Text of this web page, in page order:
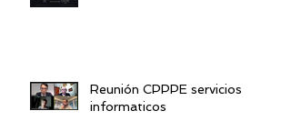
Reunión CPPPE servicios
informaticos